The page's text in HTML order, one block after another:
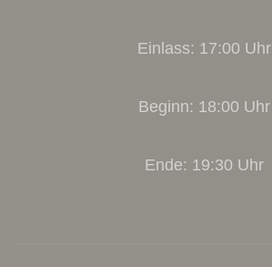
Einlass: 17:00 Uhr
Beginn: 18:00 Uhr
Ende: 19:30 Uhr